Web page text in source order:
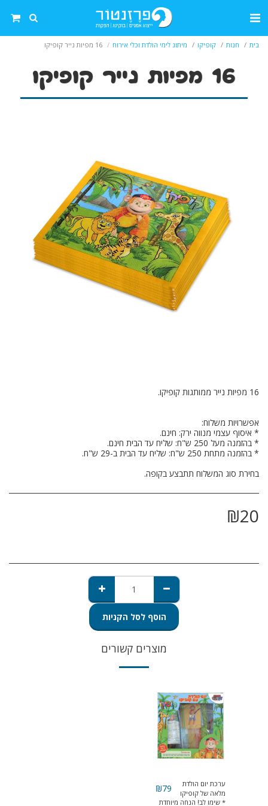
בית חנות קופיקו מיתוג לימי הולדת וכלי אירוח 16 מפיות נייר קופיקו
16 מפיות נייר קופיקו
בחירת סוג המשלוח תתבצע בקופה.
₪20
הוסף לסל הקניות
מוצרים קשורים
ערכת יום הולדת
מלאה של קופיקו
₪79
* שימו לב! הנחה מיוחדת